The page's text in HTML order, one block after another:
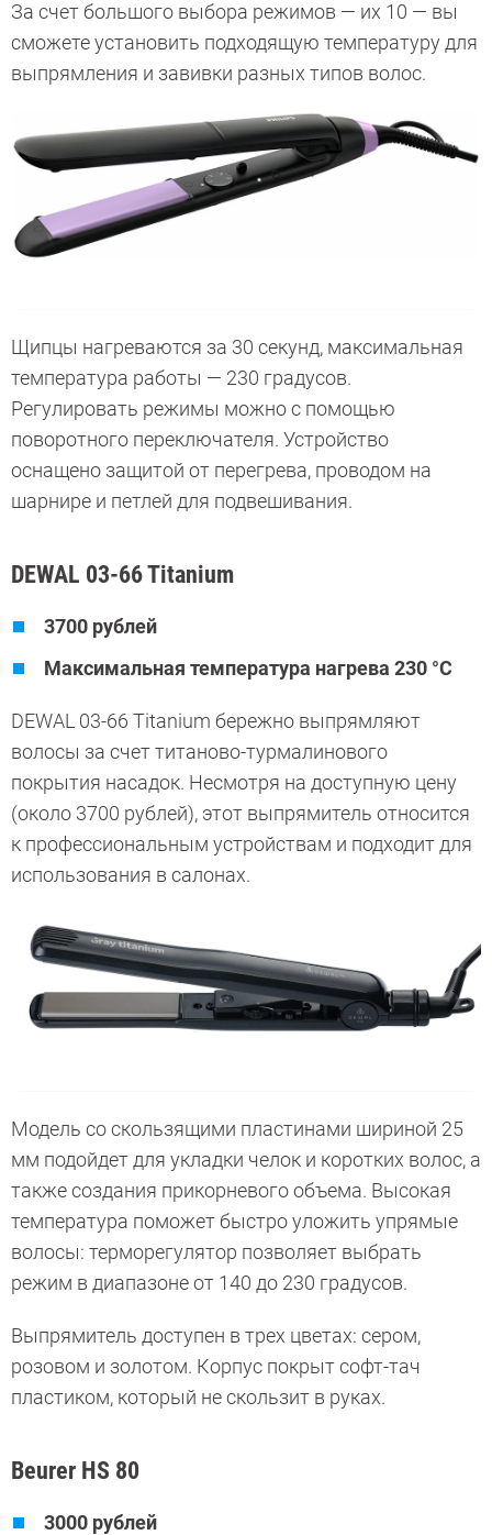
За счет большого выбора режимов — их 10 — вы
сможете установить подходящую температуру для
выпрямления и завивки разных типов волос.
Щипцы нагреваются за 30 секунд, максимальная
температура работы — 230 градусов.
Регулировать режимы можно с помощью
поворотного переключателя. Устройство
оснащено защитой от перегрева, проводом на
шарнире и петлей для подвешивания.
DEWAL 03-66 Titanium
3700 рублей
Максимальная температура нагрева 230 °C
DEWAL 03-66 Titanium бережно выпрямляют
волосы за счет титаново-турмалинового
покрытия насадок. Несмотря на доступную цену
(около 3700 рублей), этот выпрямитель относится
к профессиональным устройствам и подходит для
использования в салонах.
Модель со скользящими пластинами шириной 25
мм подойдет для укладки челок и коротких волос, а
также создания прикорневого объема. Высокая
температура поможет быстро уложить упрямые
волосы: терморегулятор позволяет выбрать
режим в диапазоне от 140 до 230 градусов.
Выпрямитель доступен в трех цветах: сером,
розовом и золотом. Корпус покрыт софт-тач
пластиком, который не скользит в руках.
Beurer HS 80
3000 рублей